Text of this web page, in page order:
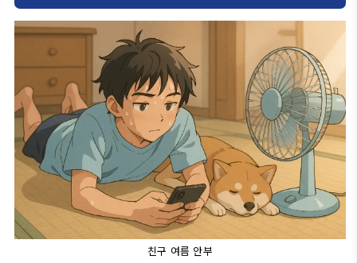
친구 여름 안부